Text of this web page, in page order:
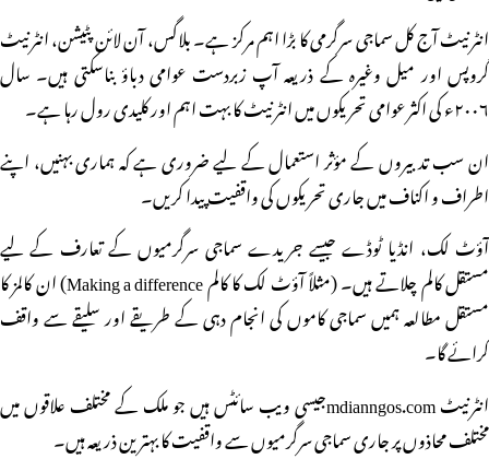
انٹرنیٹ آج کل سماجی سرگرمی کا بڑا اہم مرکز ہے۔ بلاگس، آن لائن پٹیشن، انٹرنیٹ
گروپس اور میل وغیرہ کے ذریعہ آپ زبردست عوامی دباؤ بناسکتی ہیں۔ سال
۲۰۰۶ء کی اکثر عوامی تحریکوں میں انٹرنیٹ کا بہت اہم اور کلیدی رول رہا ہے۔
ان سب تدبیروں کے مؤثر استعمال کے لیے ضروری ہے کہ ہماری بہنیں، اپنے
اطراف و اکناف میں جاری تحریکوں کی واقفیت پیدا کریں۔
آؤٹ لک، انڈیا ٹوڈے جیسے جریدے سماجی سرگرمیوں کے تعارف کے لیے
مستقل کالم چلاتے ہیں۔ (مثلاً آؤٹ لک کا کالم Making a difference) ان کالمز کا
مستقل مطالعہ ہمیں سماجی کاموں کی انجام دہی کے طریقے اور سلیقے سے واقف
کرائے گا۔
انٹرنیٹ mdianngos.comجیسی ویب سائٹس ہیں جو ملک کے مختلف علاقوں میں
مختلف محاذوں پر جاری سماجی سرگرمیوں سے واقفیت کا بہترین ذریعہ ہیں۔